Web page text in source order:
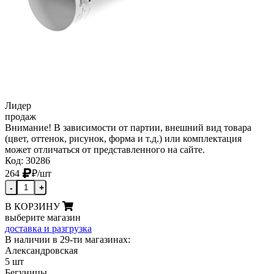
Лидер
продаж
Внимание! В зависимости от партии, внешний вид товара
(цвет, оттенок, рисунок, форма и т.д.) или комплектация
может отличаться от представленного на сайте.
Код: 30286
264
₽/шт
- +
В КОРЗИНУ
выберите магазин
доставка и разгрузка
В наличии в 29-ти магазинах:
Александровская
5 шт